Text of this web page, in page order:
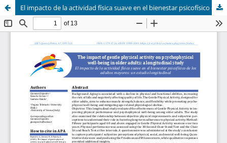
El impacto de la actividad física suave en el bienestar psicofísico de los adultos mayores: un estudio longitudinal